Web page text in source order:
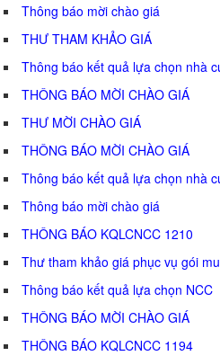
Thông báo mời chào giá
THƯ THAM KHẢO GIÁ
Thông báo kết quả lựa chọn nhà
THÔNG BÁO MỜI CHÀO GIÁ
THƯ MỜI CHÀO GIÁ
THÔNG BÁO MỜI CHÀO GIÁ
Thông báo kết quả lựa chọn nhà
Thông báo mời chào giá
THÔNG BÁO KQLCNCC 1210
Thư tham khảo giá phục vụ gói
Thông báo kết quả lựa chọn NCC
THÔNG BÁO MỜI CHÀO GIÁ
THÔNG BÁO KQLCNCC 1194